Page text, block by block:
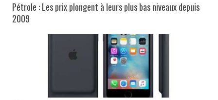
Pétrole : Les prix plongent à leurs plus bas niveaux depuis
2009